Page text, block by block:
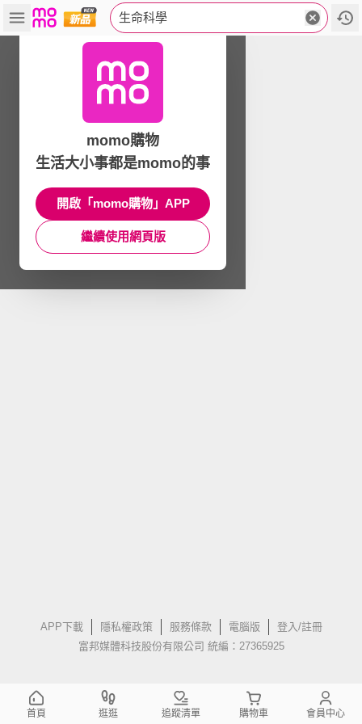
生命科學
APP下載 隱私權政策 服務條款 電腦版
登入/註冊
富邦媒體科技股份有限公司 統編：27365925
momo購物
生活大小事都是momo的事
開啟「momo購物」APP
繼續使用網頁版
首頁 逛逛 追蹤清單 購物車 會員中心